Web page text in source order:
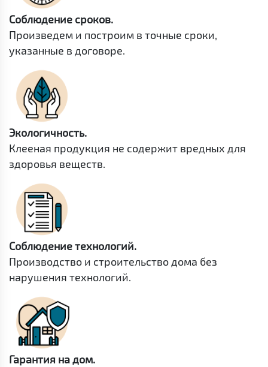
Соблюдение сроков.
Произведем и построим в точные сроки,
указанные в договоре.
Экологичность.
Клееная продукция не содержит вредных для
здоровья веществ.
Соблюдение технологий.
Производство и строительство дома без
нарушения технологий.
Гарантия на дом.